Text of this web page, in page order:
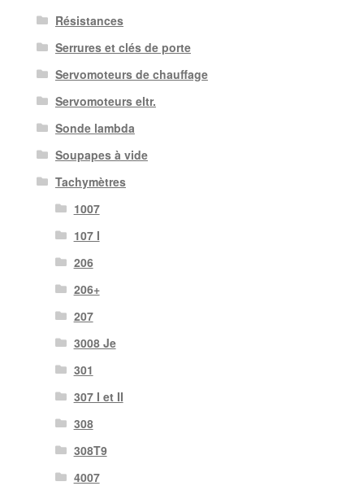
Résistances
Serrures et clés de porte
Servomoteurs de chauffage
Servomoteurs eltr.
Sonde lambda
Soupapes à vide
Tachymètres
1007
107 I
206
206+
207
3008 Je
301
307 I et II
308
308T9
4007